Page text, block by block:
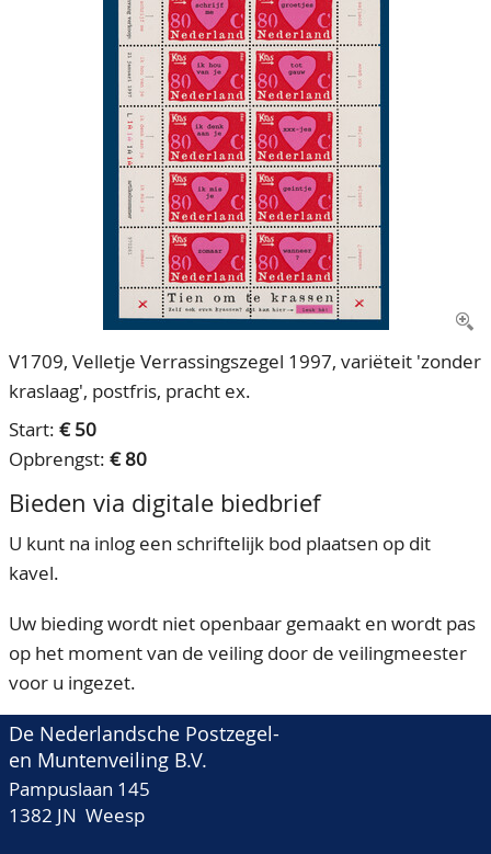
80 jarig bestaan
V1709, Velletje Verrassingszegel 1997, variëteit 'zonder
kraslaag', postfris, pracht ex.
Start: € 50
Opbrengst: € 80
Bieden via digitale biedbrief
U kunt na inlog een schriftelijk bod plaatsen op dit
kavel.
Uw bieding wordt niet openbaar gemaakt en wordt pas
op het moment van de veiling door de veilingmeester
voor u ingezet.
De Nederlandsche Postzegel-
en Muntenveiling B.V.
Pampuslaan 145
1382 JN Weesp